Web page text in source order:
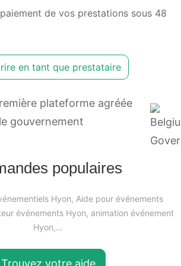
de vos prestations sous 48
en tant que prestataire
plateforme agréée
gouvernement
populaires
Hyon, Aide pour événements
événements Hyon, animation événement
Hyon,…
Trouvez votre aide